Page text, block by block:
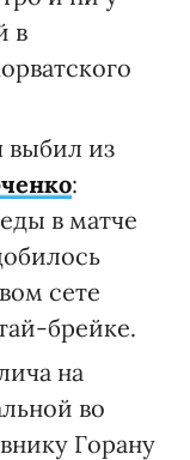
в
выбил из
:
в матче
сете
брейке.
на
во
Горану